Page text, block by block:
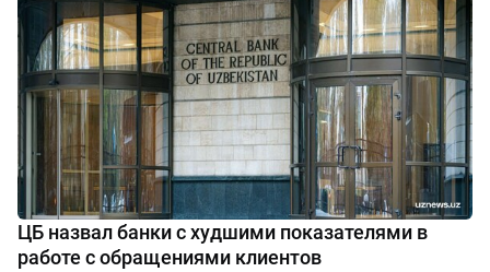
ЦБ назвал банки с худшими показателями в
работе с обращениями клиентов